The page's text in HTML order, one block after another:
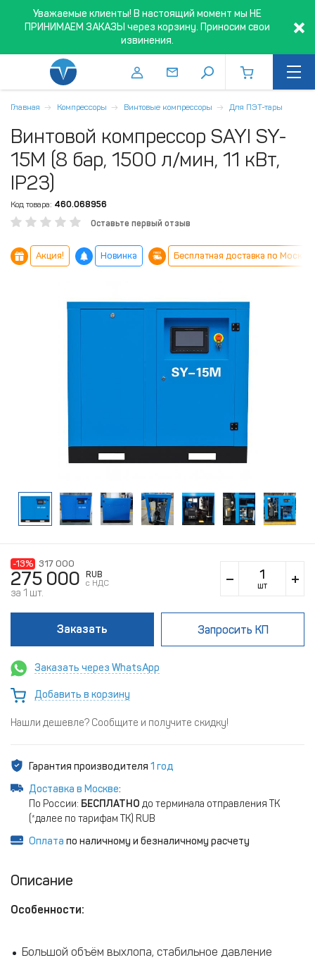
Уважаемые клиенты! В настоящий момент мы НЕ
ПРИНИМАЕМ ЗАКАЗЫ через корзину. Приносим свои
извинения.
Главная Компрессоры Винтовые компрессоры Для ПЭТ-тары
Винтовой компрессор SAYI SY-
15M (8 бар, 1500 л/мин, 11 кВт,
IP23)
Код товара: 460.068956
Оставьте первый отзыв
Акция! Новинка Бесплатная доставка по Москве
-13% 317 000
275 000
RUB
c НДС
за 1 шт.
шт
Заказать Запросить КП
Заказать через WhatsApp
Добавить в корзину
Нашли дешевле? Сообщите и получите скидку!
Гарантия производителя 1 год
Доставка в Москве:
По России: БЕСПЛАТНО до терминала отправления ТК
(*далее по тарифам ТК) RUB
Оплата по наличному и безналичному расчету
Описание
Особенности:
Большой объём выхлопа, стабильное давление